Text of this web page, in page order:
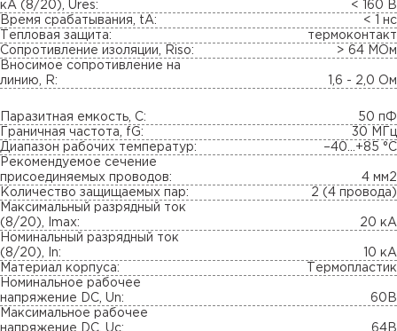
кА (8/20), Ures:
< 160 B
Время срабатывания, tA:
< 1 нс
Тепловая защита:
термоконтакт
Сопротивление изоляции, Riso:
> 64 МОм
Вносимое сопротивление на
линию, R:
1,6 - 2,0 Ом
Паразитная емкость, С:
50 пФ
Граничная частота, fG:
30 МГц
Диапазон рабочих температур:
–40...+85 °С
Рекомендуемое сечение
присоединяемых проводов:
4 мм2
Количество защищаемых пар:
2 (4 провода)
Максимальный разрядный ток
(8/20), Imax:
20 кА
Номинальный разрядный ток
(8/20), In:
10 кА
Материал корпуса:
Термопластик
Номинальное рабочее
напряжение DC, Un:
60В
Максимальное рабочее
напряжение DC, Uc:
64В